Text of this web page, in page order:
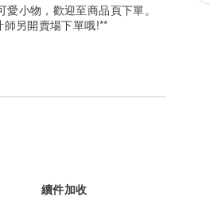
小物，歡迎至商品頁下單。
另開賣場下單哦!**
續件加收